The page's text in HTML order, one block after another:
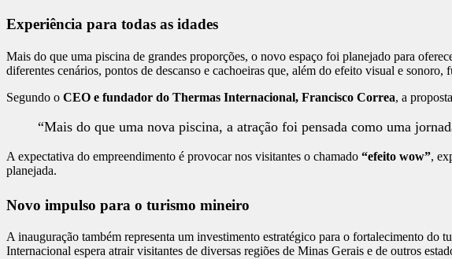
Experiência para todas as idades
Mais do que uma piscina de grandes proporções, o novo espaço foi planejado para
diferentes cenários, pontos de descanso e cachoeiras que, além do efeito visual e
Segundo o CEO e fundador do Thermas Internacional, Francisco Correa, a
“Mais do que uma nova piscina, a atração foi pensada como uma
A expectativa do empreendimento é provocar nos visitantes o chamado “efeito wow”,
planejada.
Novo impulso para o turismo mineiro
A inauguração também representa um investimento estratégico para o fortalecimento do
Internacional espera atrair visitantes de diversas regiões de Minas Gerais e de outros